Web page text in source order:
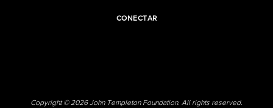
CONECTAR
Copyright © 2026 John Templeton Foundation. All rights reserved.